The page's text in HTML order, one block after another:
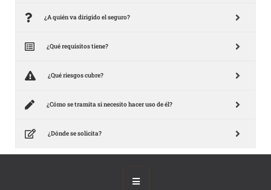
¿A quién va dirigido el seguro?
¿Qué requisitos tiene?
¿Qué riesgos cubre?
¿Cómo se tramita si necesito hacer uso de él?
¿Dónde se solicita?